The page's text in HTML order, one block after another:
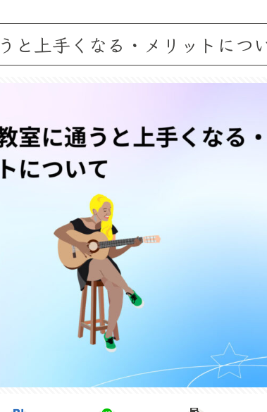
と上手くなる・メリットにつ